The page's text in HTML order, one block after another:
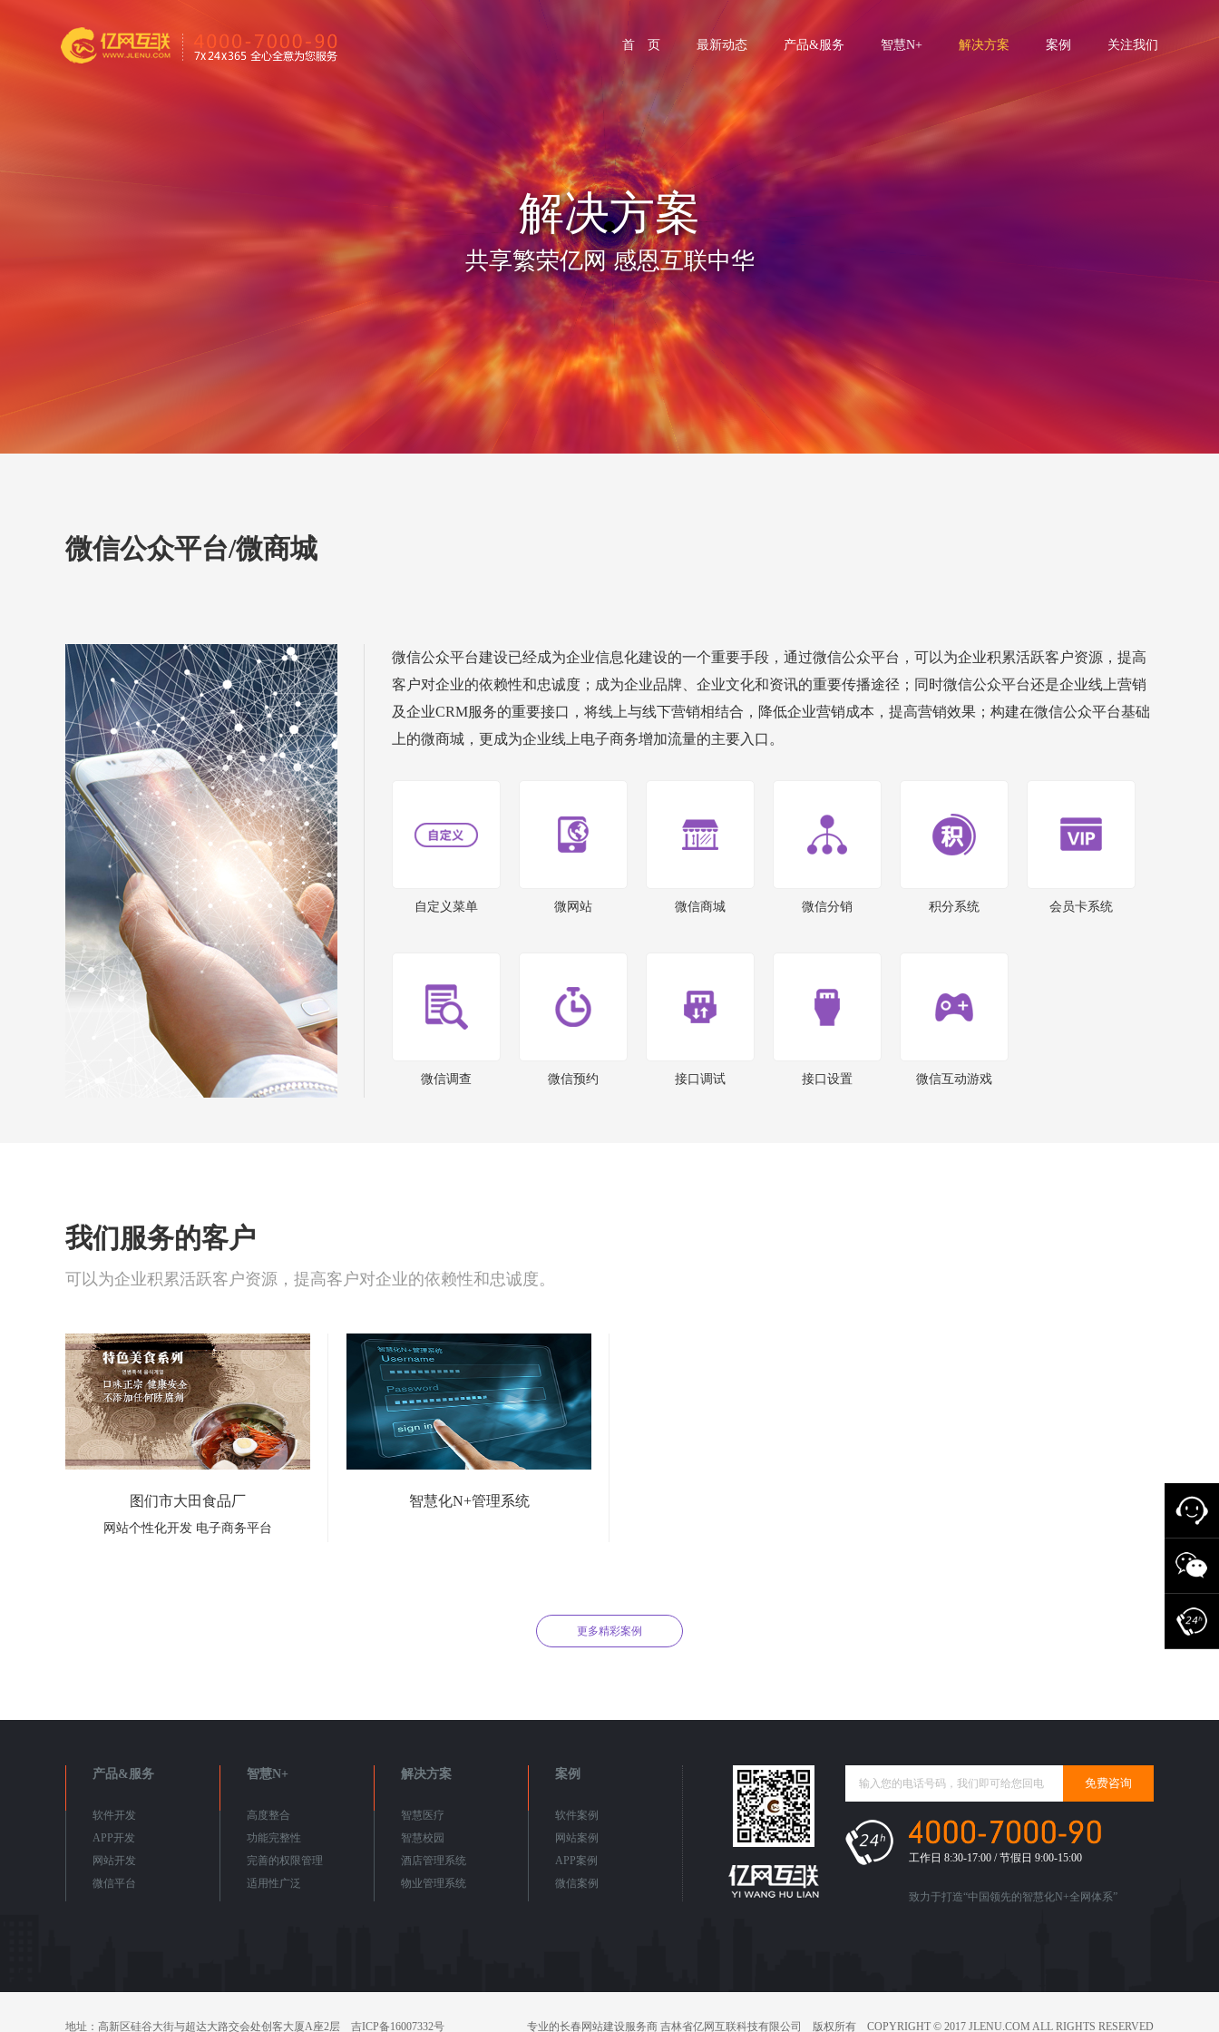
首 页 最新动态 产品&服务 智慧N+ 解决方案 案例 关注我们
解决方案
共享繁荣亿网 感恩互联中华
微信公众平台/微商城
微信公众平台建设已经成为企业信息化建设的一个重要手段，通过微信公众平台，可以为企业积累活跃客户资源，提高
客户对企业的依赖性和忠诚度；成为企业品牌、企业文化和资讯的重要传播途径；同时微信公众平台还是企业线上营销
及企业CRM服务的重要接口，将线上与线下营销相结合，降低企业营销成本，提高营销效果；构建在微信公众平台基础
上的微商城，更成为企业线上电子商务增加流量的主要入口。
自定义菜单 微网站 微信商城 微信分销 积分系统 会员卡系统
微信调查 微信预约 接口调试 接口设置 微信互动游戏
我们服务的客户
可以为企业积累活跃客户资源，提高客户对企业的依赖性和忠诚度。
图们市大田食品厂
网站个性化开发 电子商务平台
智慧化N+管理系统
智慧化N+管理系统
智慧化N+管理系统 一、 网站前
台页面及后台管理通过平台，可
通过设置后台的管理账号及密码
后，直接进入网站、微信的管理
更多精彩案例
产品&服务
软件开发
APP开发
网站开发
微信平台
智慧N+
高度整合
功能完整性
完善的权限管理
适用性广泛
解决方案
智慧医疗
智慧校园
酒店管理系统
物业管理系统
案例
软件案例
网站案例
APP案例
微信案例
工作日 8:30-17:00 / 节假日 9:00-15:00
致力于打造“中国领先的智慧化N+全网体系”
专业的长春网站建设服务商 吉林省亿网互联科技有限公司 版权所有 COPYRIGHT © 2017 JLENU.COM ALL RIGHTS RESERVED
地址：高新区硅谷大街与超达大路交会处创客大厦A座2层 吉ICP备16007332号